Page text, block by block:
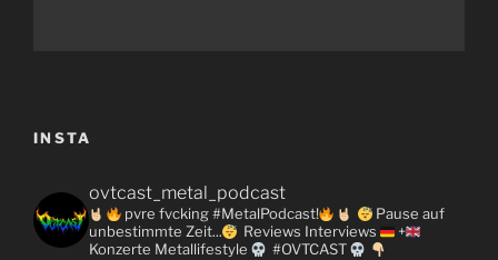
INSTA
ovtcast_metal_podcast
pvre fvcking #MetalPodcast!
Pause auf
unbestimmte Zeit...
Reviews Interviews
+
Konzerte Metallifestyle #OVTCAST